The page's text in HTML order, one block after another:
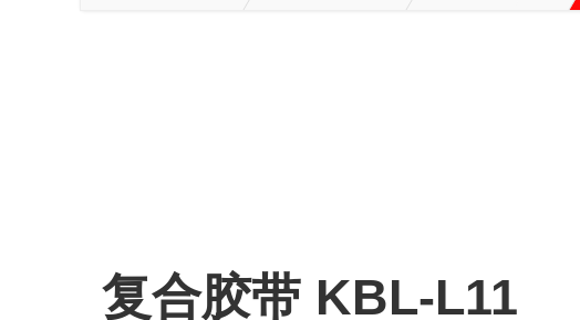
复合胶带 KBL-L11